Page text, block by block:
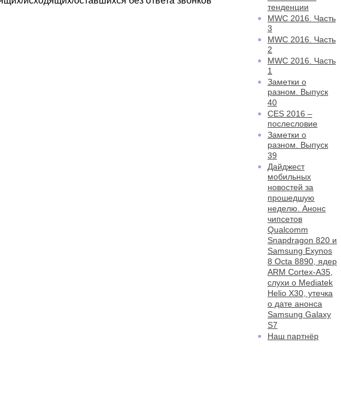
тенденции
MWC 2016. Часть
3
MWC 2016. Часть
2
MWC 2016. Часть
1
Заметки о
разном. Выпуск
40
CES 2016 –
послесловие
Заметки о
разном. Выпуск
39
Дайджест
мобильных
новостей за
прошедшую
неделю. Анонс
чипсетов
Qualcomm
Snapdragon 820 и
Samsung Exynos
8 Octa 8890, ядер
ARM Cortex-A35,
слухи о Mediatek
Helio X30, утечка
о дате анонса
Samsung Galaxy
S7
Наш партнёр